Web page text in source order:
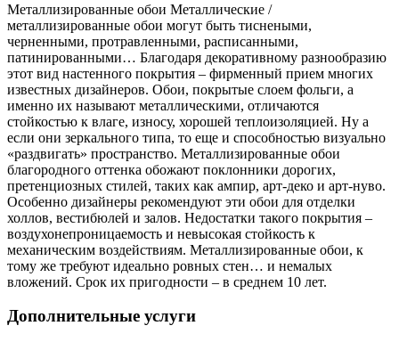
Металлизированные обои Металлические /
металлизированные обои могут быть тиснеными,
черненными, протравленными, расписанными,
патинированными… Благодаря декоративному разнообразию
этот вид настенного покрытия – фирменный прием многих
известных дизайнеров. Обои, покрытые слоем фольги, а
именно их называют металлическими, отличаются
стойкостью к влаге, износу, хорошей теплоизоляцией. Ну а
если они зеркального типа, то еще и способностью визуально
«раздвигать» пространство. Металлизированные обои
благородного оттенка обожают поклонники дорогих,
претенциозных стилей, таких как ампир, арт-деко и арт-нуво.
Особенно дизайнеры рекомендуют эти обои для отделки
холлов, вестибюлей и залов. Недостатки такого покрытия –
воздухонепроницаемость и невысокая стойкость к
механическим воздействиям. Металлизированные обои, к
тому же требуют идеально ровных стен… и немалых
вложений. Срок их пригодности – в среднем 10 лет.
Дополнительные услуги